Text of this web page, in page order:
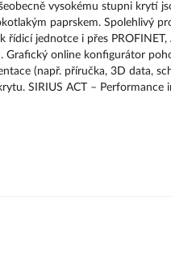
vysokému stupni krytí
paprskem. Spolehlivý
jednotce i přes
Grafický online konfigurátor
(např. příručka, 3D data,
SIRIUS ACT – Performance